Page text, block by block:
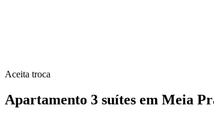
Aceita troca
Apartamento 3 suítes em Meia